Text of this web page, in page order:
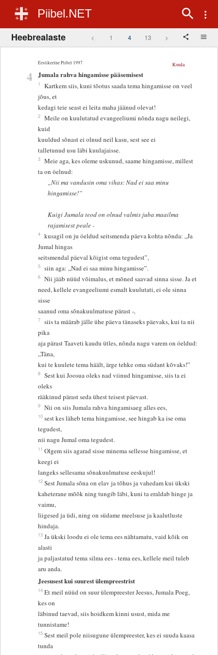
Piibel.NET
Heebrealaste < 1 4 13 >
Eestikeelne Piibel 1997
4
Kuula
Jumala rahva hingamisse pääsemisest
1
Kartkem siis, kuni tõotus saada tema hingamisse on veel
jõus, et
kedagi teie seast ei leita maha jäänud olevat!
2 Meile on kuulutatud evangeeliumi nõnda nagu neilegi,
kuid
kuuldud sõnast ei olnud neil kasu, sest see ei
talletunud usu läbi kuulajaisse.
3 Meie aga, kes oleme uskunud, saame hingamisse, millest
ta on öelnud:
„Nii ma vandusin oma vihas: Nad ei saa minu
hingamisse!”
Kuigi Jumala teod on olnud valmis juba maailma
rajamisest peale -
4 kusagil on ju öeldud seitsmenda päeva kohta nõnda: „Ja
Jumal hingas
seitsmendal päeval kõigist oma tegudest”,
5 siin aga: „Nad ei saa minu hingamisse”.
6 Nii jääb nüüd võimalus, et mõned saavad sinna sisse. Ja et
need, kellele evangeeliumi esmalt kuulutati, ei ole sinna
sisse
saanud oma sõnakuulmatuse pärast -,
7 siis ta määrab jälle ühe päeva tänaseks päevaks, kui ta nii
pika
aja pärast Taaveti kaudu ütles, nõnda nagu varem on öeldud:
„Täna,
kui te kuulete tema häält, ärge tehke oma südant kõvaks!”
8 Sest kui Joosua oleks nad viinud hingamisse, siis ta ei
oleks
rääkinud pärast seda ühest teisest päevast.
9 Nii on siis Jumala rahva hingamisaeg alles ees,
10 sest kes läheb tema hingamisse, see hingab ka ise oma
tegudest,
nii nagu Jumal oma tegudest.
11 Olgem siis agarad sisse minema sellesse hingamisse, et
keegi ei
langeks sellesama sõnakuulmatuse eeskujul!
12 Sest Jumala sõna on elav ja tõhus ja vahedam kui ükski
kaheterane mõõk ning tungib läbi, kuni ta eraldab hinge ja
vaimu,
liigesed ja üdi, ning on südame meelsuse ja kaalutluste
hindaja.
13 Ja ükski loodu ei ole tema ees nähtamatu, vaid kõik on
alasti
ja paljastatud tema silma ees - tema ees, kellele meil tuleb
aru anda.
Jeesusest kui suurest ülempreestrist
14 Et meil nüüd on suur ülempreester Jeesus, Jumala Poeg,
kes on
läbinud taevad, siis hoidkem kinni usust, mida me
tunnistame!
15 Sest meil pole niisugune ülempreester, kes ei suuda kaasa
tunda